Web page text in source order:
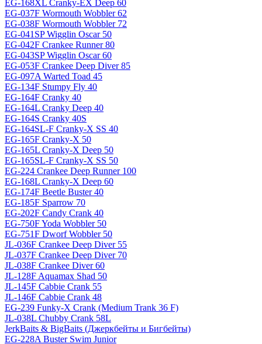
EG-168XL Cranky-EX Deep 60
EG-037F Wormouth Wobbler 62
EG-038F Wormouth Wobbler 72
EG-041SP Wigglin Oscar 50
EG-042F Crankee Runner 80
EG-043SP Wigglin Oscar 60
EG-053F Crankee Deep Diver 85
EG-097A Warted Toad 45
EG-134F Stumpy Fly 40
EG-164F Cranky 40
EG-164L Cranky Deep 40
EG-164S Cranky 40S
EG-164SL-F Cranky-X SS 40
EG-165F Cranky-X 50
EG-165L Cranky-X Deep 50
EG-165SL-F Cranky-X SS 50
EG-224 Crankee Deep Runner 100
EG-168L Cranky-X Deep 60
EG-174F Beetle Buster 40
EG-185F Sparrow 70
EG-202F Candy Crank 40
EG-750F Yoda Wobbler 50
EG-751F Dworf Wobbler 50
JL-036F Crankee Deep Diver 55
JL-037F Crankee Deep Diver 70
JL-038F Crankee Diver 60
JL-128F Aquamax Shad 50
JL-145F Cabbie Crank 55
JL-146F Cabbie Crank 48
EG-239 Funky-X Crank (Medium Trank 36 F)
JL-038L Chubby Crank 58L
JerkBaits & BigBaits (Джеркбейты и Бигбейты)
EG-228A Buster Swim Junior